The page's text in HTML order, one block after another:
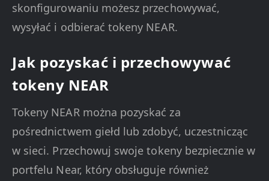
skonfigurowaniu możesz przechowywać,
wysyłać i odbierać tokeny NEAR.
Jak pozyskać i przechowywać
tokeny NEAR
Tokeny NEAR można pozyskać za
pośrednictwem giełd lub zdobyć, uczestnicząc
w sieci. Przechowuj swoje tokeny bezpiecznie w
portfelu Near, który obsługuje również